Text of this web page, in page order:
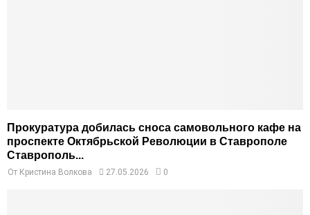
Прокуратура добилась сноса самовольного кафе на
проспекте Октябрьской Революции в Ставрополе
Ставрополь...
От Кристина Волкова 27.05.2026 0